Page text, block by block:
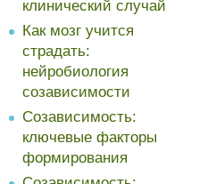
клинический случай
Как мозг учится
страдать:
нейробиология
созависимости
Созависимость:
ключевые факторы
формирования